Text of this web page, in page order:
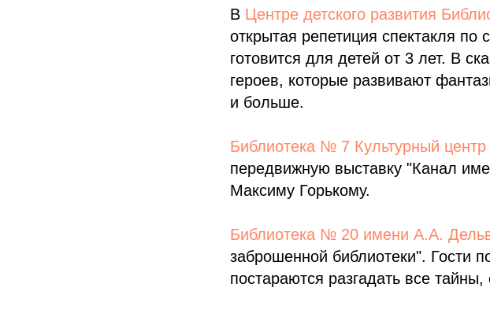
В Центре детского развития
открытая репетиция спектакля по
готовится для детей от 3 лет. В
героев, которые развивают
и больше.
Библиотека № 7 Культурный
передвижную выставку "Канал
Максиму Горькому.
Библиотека № 20 имени А.А.
заброшенной библиотеки". Гости
постараются разгадать все